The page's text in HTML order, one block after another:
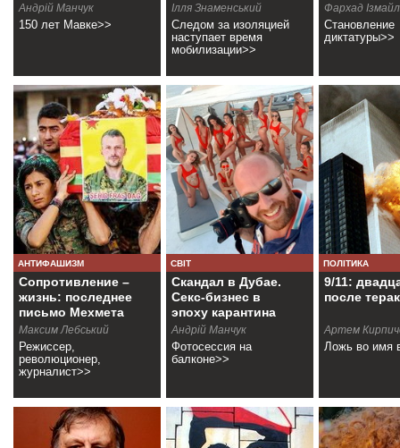
Андрiй Манчук
150 лет Мавке>>
Ілля Знаменський
Следом за изоляцией
наступает время
мобилизации>>
Фархад
Становление
диктатуры>>
АНТИФАШИЗМ
Сопротивление –
жизнь: последнее
письмо Мехмета
Аксоя
Максим Лебський
Режиссер,
революционер,
журналист>>
СВІТ
Скандал в Дубае.
Секс-бизнес в
эпоху карантина
Андрiй Манчук
Фотосессия на
балконе>>
ПОЛІТИКА
9/11:
после
Артем
Ложь во имя